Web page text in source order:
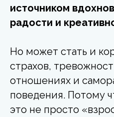
источником
радости и
Но может стать и
страхов,
отношениях и
поведения. Потому
это не просто